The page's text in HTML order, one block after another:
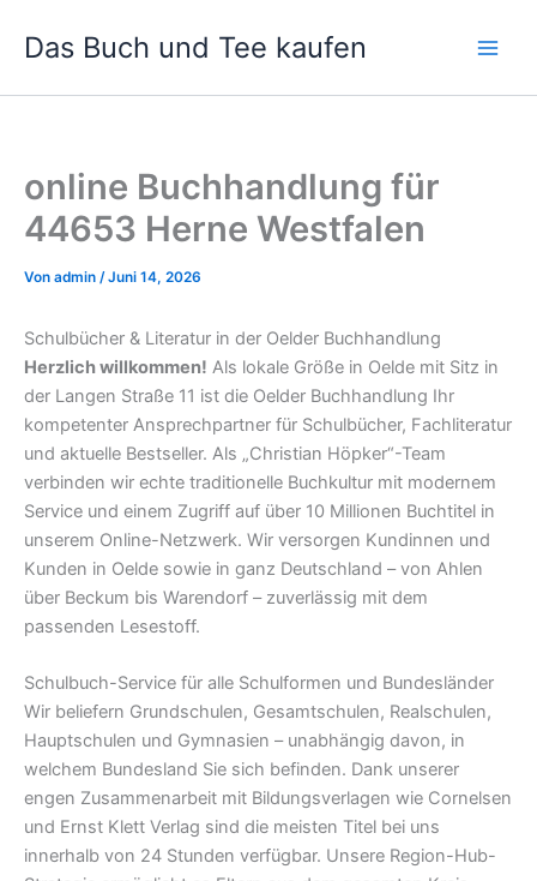
InhaltDas Buch und Tee kaufen
online Buchhandlung für
44653 Herne Westfalen
Von admin /Juni 14, 2026
Schulbücher & Literatur in der Oelder Buchhandlung
Herzlich willkommen! Als lokale Größe in Oelde mit Sitz in
der Langen Straße 11 ist die Oelder Buchhandlung Ihr
kompetenter Ansprechpartner für Schulbücher, Fachliteratur
und aktuelle Bestseller. Als „Christian Höpker“-Team
verbinden wir echte traditionelle Buchkultur mit modernem
Service und einem Zugriff auf über 10 Millionen Buchtitel in
unserem Online-Netzwerk. Wir versorgen Kundinnen und
Kunden in Oelde sowie in ganz Deutschland – von Ahlen
über Beckum bis Warendorf – zuverlässig mit dem
passenden Lesestoff.
Schulbuch-Service für alle Schulformen und Bundesländer
Wir beliefern Grundschulen, Gesamtschulen, Realschulen,
Hauptschulen und Gymnasien – unabhängig davon, in
welchem Bundesland Sie sich befinden. Dank unserer
engen Zusammenarbeit mit Bildungsverlagen wie Cornelsen
und Ernst Klett Verlag sind die meisten Titel bei uns
innerhalb von 24 Stunden verfügbar. Unsere Region-Hub-